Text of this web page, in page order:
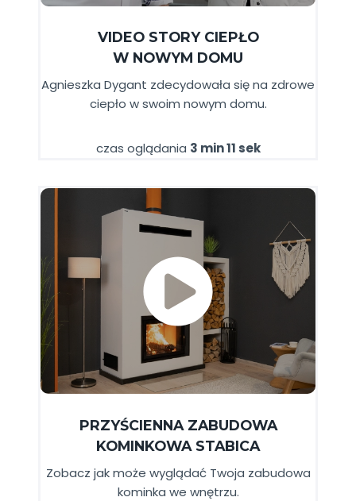
VIDEO STORY CIEPŁO
W NOWYM DOMU
Agnieszka Dygant zdecydowała się na zdrowe
ciepło w swoim nowym domu.
czas oglądania 3 min 11 sek
PRZYŚCIENNA ZABUDOWA
KOMINKOWA STABICA
Zobacz jak może wyglądać Twoja zabudowa
kominka we wnętrzu.